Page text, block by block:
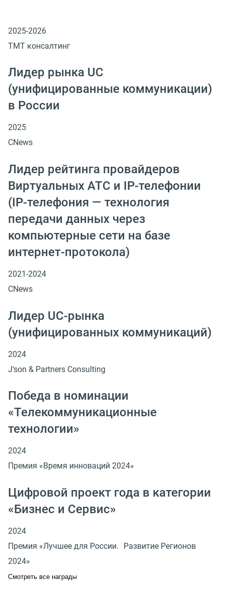
2025-2026
ТМТ консалтинг
Лидер рынка UC
(унифицированные коммуникации)
в России
2025
CNews
Лидер рейтинга провайдеров
Виртуальных АТС и IP-телефонии
(IP-телефония — технология
передачи данных через
компьютерные сети на базе
интернет-протокола)
2021-2024
CNews
Лидер UC-рынка
(унифицированных коммуникаций)
2024
J’son & Partners Consulting
Победа в номинации
«Телекоммуникационные
технологии»
2024
Премия «Время инноваций 2024»
Цифровой проект года в категории
«Бизнес и Сервис»
2024
Премия «Лучшее для России. Развитие Регионов
2024»
Смотреть все награды